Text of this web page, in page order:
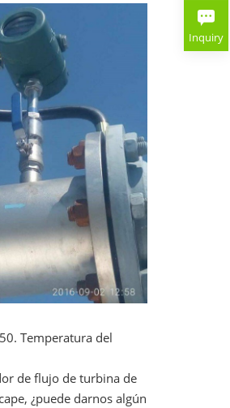
Temperatura del
de flujo de turbina de
¿puede darnos algún
Inquiry